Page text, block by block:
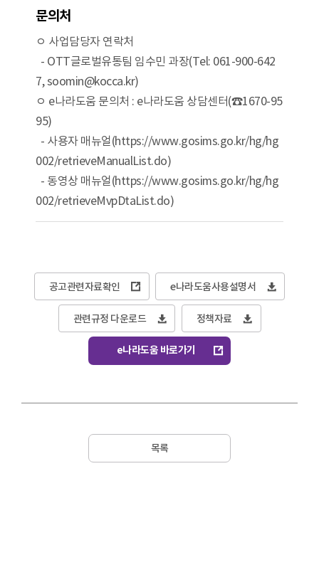
문의처
ㅇ 사업담당자 연락처
- OTT글로벌유통팀 임수민 과장(Tel: 061-900-642
7, soomin@kocca.kr)
ㅇ e나라도움 문의처 : e나라도움 상담센터(☎1670-95
95)
- 사용자 매뉴얼(https://www.gosims.go.kr/hg/hg
002/retrieveManualList.do)
- 동영상 매뉴얼(https://www.gosims.go.kr/hg/hg
002/retrieveMvpDtaList.do)
공고관련자료확인 e나라도움사용설명서
관련규정 다운로드 정책자료
e나라도움 바로가기
목록